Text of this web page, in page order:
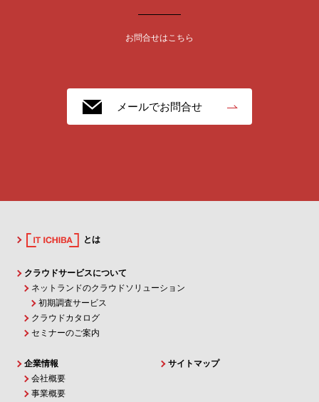
お問合せはこちら
メールでお問合せ
とは
クラウドサービスについて
ネットランドのクラウドソリューション
初期調査サービス
クラウドカタログ
セミナーのご案内
企業情報
会社概要
事業概要
サイトマップ